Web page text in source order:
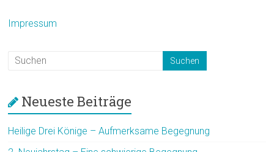
Impressum
Neueste Beiträge
Heilige Drei Könige – Aufmerksame Begegnung